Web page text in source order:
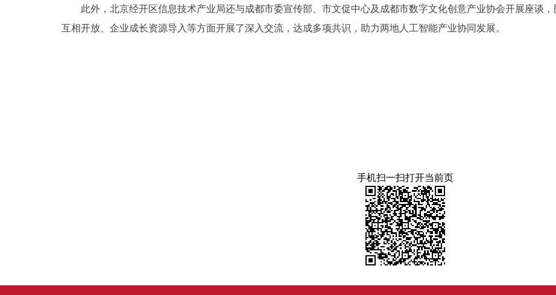
此外，北京经开区信息技术产业局还与成都市委宣传部、市文促中心及成都市数字文化创意产业协会开展座谈，
互相开放、企业成长资源导入等方面开展了深入交流，达成多项共识，助力两地人工智能产业协同发展。
手机扫一扫打开当前页